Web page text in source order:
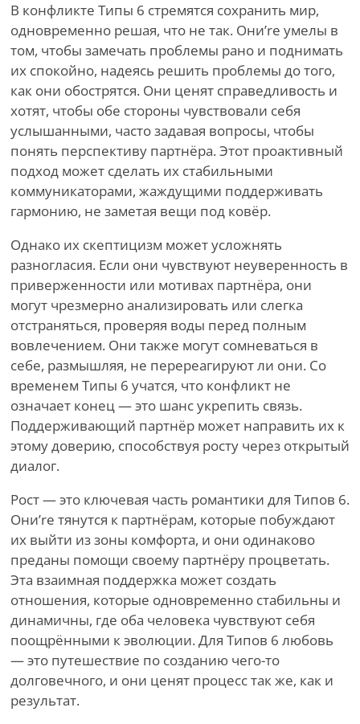
В конфликте Типы 6 стремятся сохранить мир,
одновременно решая, что не так. Они’re умелы в
том, чтобы замечать проблемы рано и поднимать
их спокойно, надеясь решить проблемы до того,
как они обострятся. Они ценят справедливость и
хотят, чтобы обе стороны чувствовали себя
услышанными, часто задавая вопросы, чтобы
понять перспективу партнёра. Этот проактивный
подход может сделать их стабильными
коммуникаторами, жаждущими поддерживать
гармонию, не заметая вещи под ковёр.
Однако их скептицизм может усложнять
разногласия. Если они чувствуют неуверенность в
приверженности или мотивах партнёра, они
могут чрезмерно анализировать или слегка
отстраняться, проверяя воды перед полным
вовлечением. Они также могут сомневаться в
себе, размышляя, не перереагируют ли они. Со
временем Типы 6 учатся, что конфликт не
означает конец — это шанс укрепить связь.
Поддерживающий партнёр может направить их к
этому доверию, способствуя росту через открытый
диалог.
Рост — это ключевая часть романтики для Типов 6.
Они’re тянутся к партнёрам, которые побуждают
их выйти из зоны комфорта, и они одинаково
преданы помощи своему партнёру процветать.
Эта взаимная поддержка может создать
отношения, которые одновременно стабильны и
динамичны, где оба человека чувствуют себя
поощрёнными к эволюции. Для Типов 6 любовь
— это путешествие по созданию чего-то
долговечного, и они ценят процесс так же, как и
результат.